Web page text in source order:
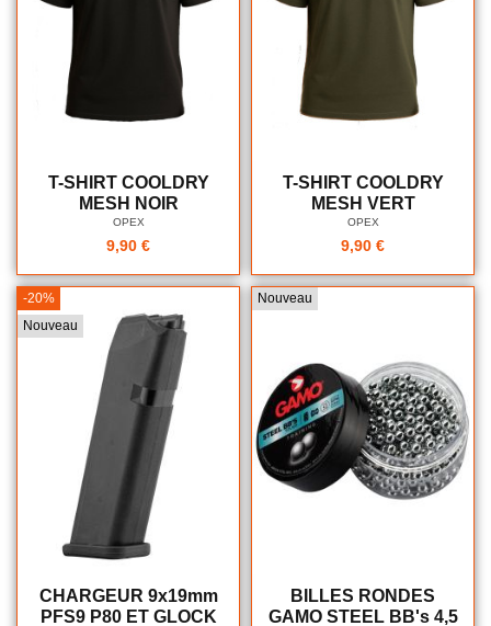
T-SHIRT COOLDRY
MESH NOIR
OPEX
9,90 €
T-SHIRT COOLDRY
MESH VERT
OPEX
9,90 €
-20%
Nouveau
CHARGEUR 9x19mm
PFS9 P80 ET GLOCK
Nouveau
BILLES RONDES
GAMO STEEL BB's 4,5